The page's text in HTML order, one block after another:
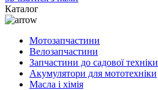
Каталог
Мотозапчастини
Велозапчастини
Запчастини до садової техніки
Акумулятори для мототехніки
Масла і хімія